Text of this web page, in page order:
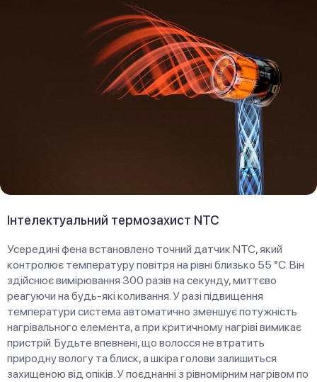
Інтелектуальний термозахист NTC
Усередині фена встановлено точний датчик NTC, який
контролює температуру повітря на рівні близько 55 °C. Він
здійснює вимірювання 300 разів на секунду, миттєво
реагуючи на будь-які коливання. У разі підвищення
температури система автоматично зменшує потужність
нагрівального елемента, а при критичному нагріві вимикає
пристрій. Будьте впевнені, що волосся не втратить
природну вологу та блиск, а шкіра голови залишиться
захищеною від опіків. У поєднанні з рівномірним нагрівом по